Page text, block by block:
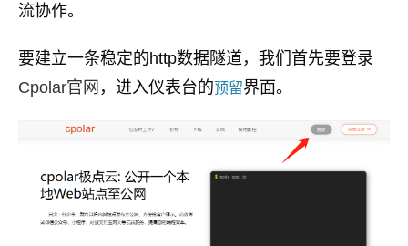
流协作。
要建立一条稳定的http数据隧道，我们首先要登录
Cpolar官网 ，进入仪表台的预留界面。